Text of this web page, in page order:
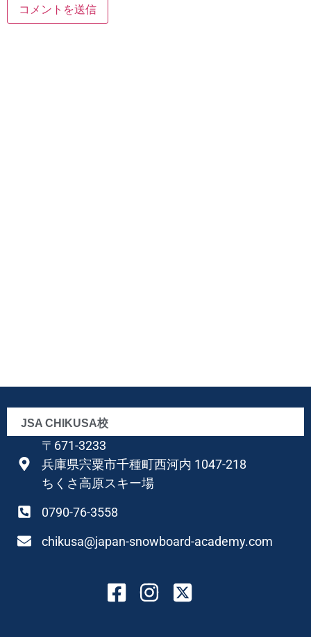
JSA CHIKUSA校
〒671-3233
兵庫県宍粟市千種町西河内 1047-218
ちくさ高原スキー場
0790-76-3558
chikusa@japan-snowboard-academy.com